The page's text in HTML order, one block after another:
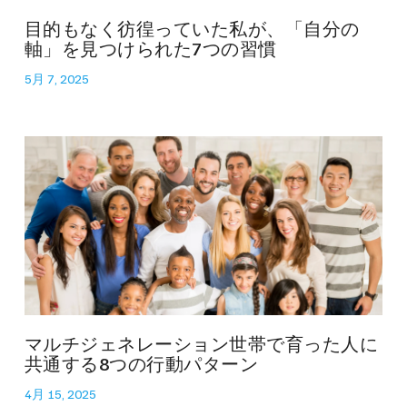
目的もなく彷徨っていた私が、「自分の
軸」を見つけられた7つの習慣
5月 7, 2025
マルチジェネレーション世帯で育った人に
共通する8つの行動パターン
4月 15, 2025